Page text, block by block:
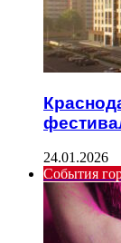
24.01.2026
События